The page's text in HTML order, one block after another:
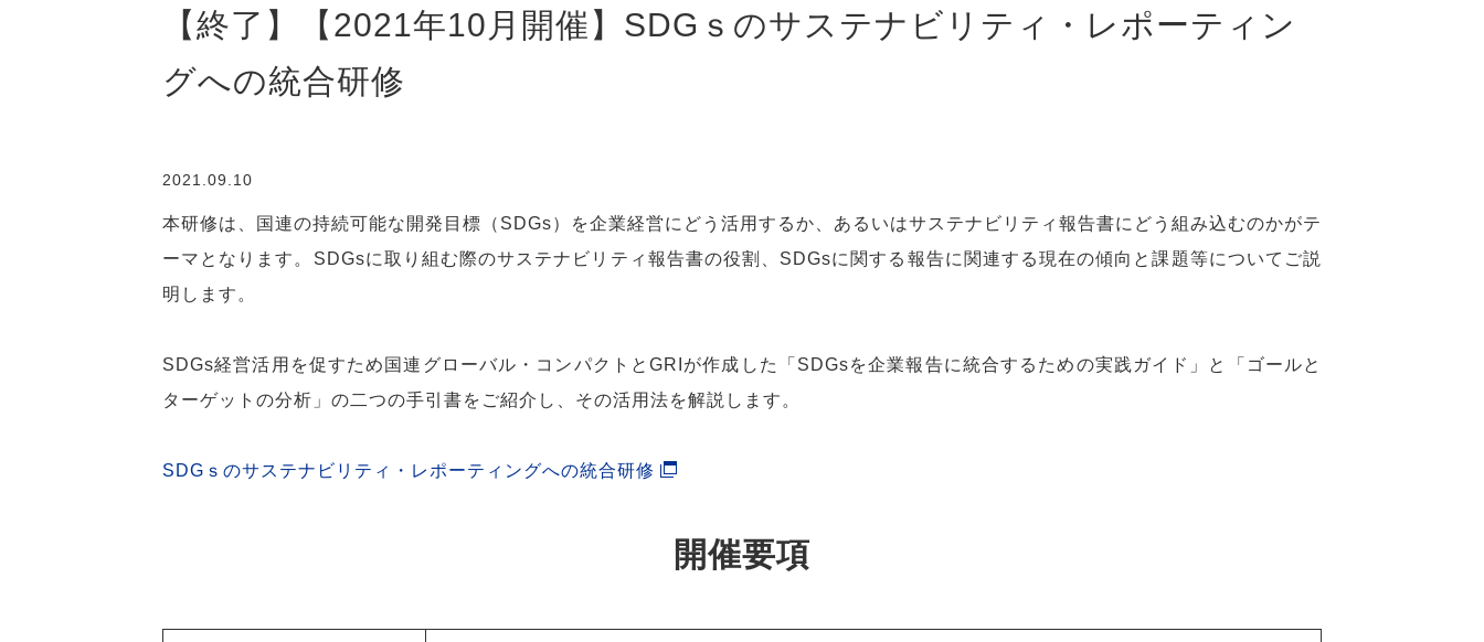
【終了】【2021年10月開催】SDGｓのサステナビリティ・レポーティン
グへの統合研修
2021.09.10
本研修は、国連の持続可能な開発目標（SDGs）を企業経営にどう活用するか、あるいはサステナビリティ報告書にどう組み込むのかがテ
ーマとなります。SDGsに取り組む際のサステナビリティ報告書の役割、SDGsに関する報告に関連する現在の傾向と課題等についてご説
明します。
SDGs経営活用を促すため国連グローバル・コンパクトとGRIが作成した「SDGsを企業報告に統合するための実践ガイド」と「ゴールと
ターゲットの分析」の二つの手引書をご紹介し、その活用法を解説します。
SDGｓのサステナビリティ・レポーティングへの統合研修
開催要項